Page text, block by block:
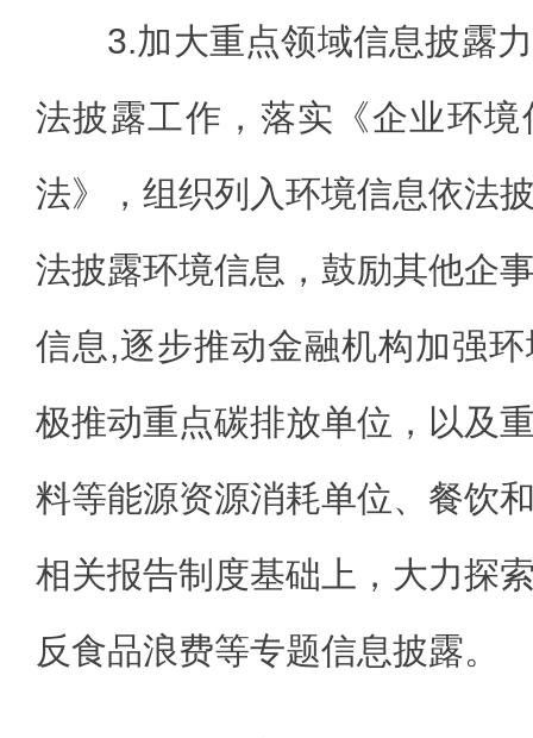
3.加大重点领域信息披露
法披露工作，落实《企业环
法》，组织列入环境信息依法
法披露环境信息，鼓励其他企
信息,逐步推动金融机构加强
极推动重点碳排放单位，以及
料等能源资源消耗单位、餐饮
相关报告制度基础上，大力探
反食品浪费等专题信息披露。